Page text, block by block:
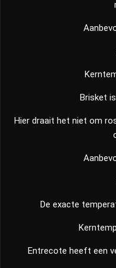
Brisket
Hier draait het niet om
De exacte
Entrecote heeft een